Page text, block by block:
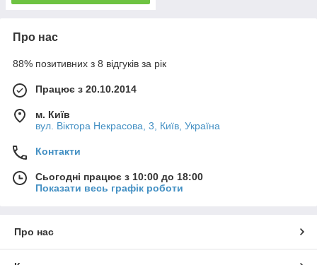
Про нас
88% позитивних з 8 відгуків за рік
Працює з 20.10.2014
м. Київ
вул. Вiктора Некрасова, 3, Київ, Україна
Контакти
Сьогодні працює з 10:00 до 18:00
Показати весь графік роботи
Про нас